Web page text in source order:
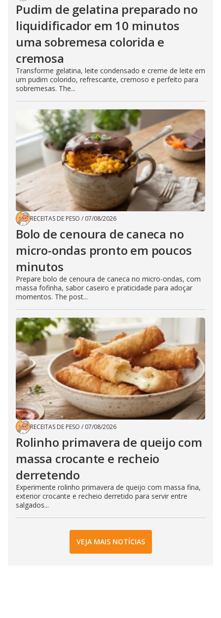
Pudim de gelatina preparado no
liquidificador em 10 minutos
uma sobremesa colorida e
cremosa
Transforme gelatina, leite condensado e creme de leite em
um pudim colorido, refrescante, cremoso e perfeito para
sobremesas. The...
RECEITAS DE PESO / 07/08/2026
Bolo de cenoura de caneca no
micro-ondas pronto em poucos
minutos
Prepare bolo de cenoura de caneca no micro-ondas, com
massa fofinha, sabor caseiro e praticidade para adoçar
momentos. The post...
RECEITAS DE PESO / 07/08/2026
Rolinho primavera de queijo com
massa crocante e recheio
derretendo
Experimente rolinho primavera de queijo com massa fina,
exterior crocante e recheio derretido para servir entre
salgados...
VEJA MAIS NOTÍCIAS